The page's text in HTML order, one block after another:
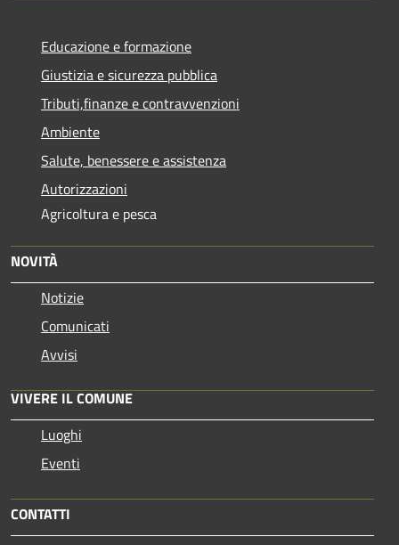
Educazione e formazione
Giustizia e sicurezza pubblica
Tributi,finanze e contravvenzioni
Ambiente
Salute, benessere e assistenza
Autorizzazioni
Agricoltura e pesca
NOVITÀ
Notizie
Comunicati
Avvisi
VIVERE IL COMUNE
Luoghi
Eventi
CONTATTI